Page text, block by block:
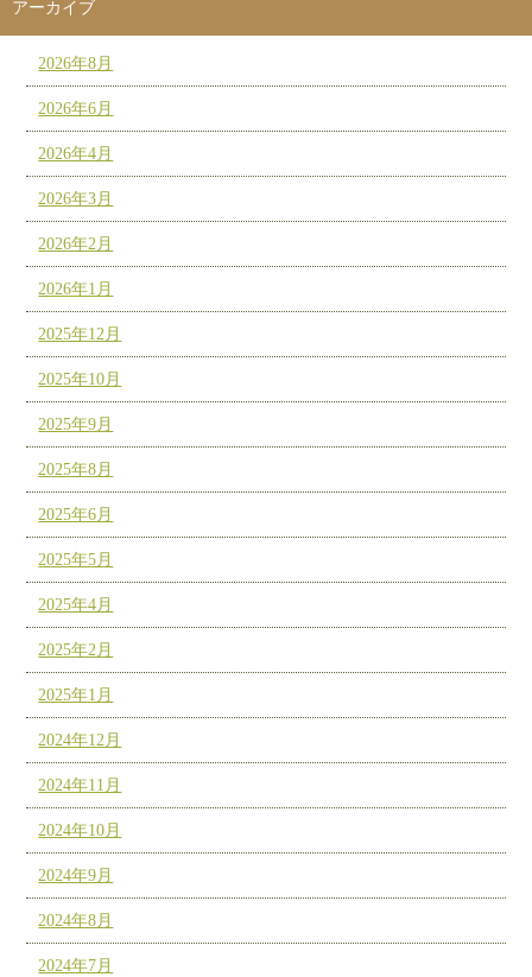
アーカイブ
2026年8月
2026年6月
2026年4月
2026年3月
2026年2月
2026年1月
2025年12月
2025年10月
2025年9月
2025年8月
2025年6月
2025年5月
2025年4月
2025年2月
2025年1月
2024年12月
2024年11月
2024年10月
2024年9月
2024年8月
2024年7月